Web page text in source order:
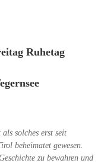
Ruhetag
solches erst seit
beheimatet gewesen.
zu bewahren und